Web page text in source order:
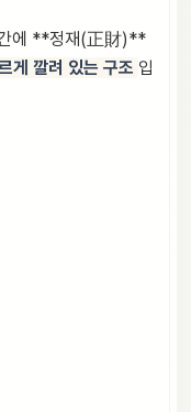
에 **정재(正財)**
게 깔려 있는 구조 입